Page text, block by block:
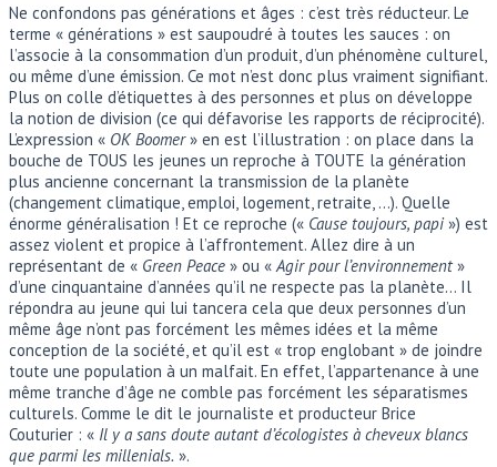
Ne confondons pas générations et âges : c’est très réducteur. Le
terme « générations » est saupoudré à toutes les sauces : on
l’associe à la consommation d’un produit, d’un phénomène culturel,
ou même d’une émission. Ce mot n’est donc plus vraiment signifiant.
Plus on colle d’étiquettes à des personnes et plus on développe
la notion de division (ce qui défavorise les rapports de réciprocité).
L’expression « OK Boomer» en est l’illustration : on place dans la
bouche de TOUS les jeunes un reproche à TOUTE la génération
plus ancienne concernant la transmission de la planète
(changement climatique, emploi, logement, retraite, …). Quelle
énorme généralisation ! Et ce reproche (« Cause toujours, papi») est
assez violent et propice à l’affrontement. Allez dire à un
représentant de « Green Peace » ou « Agir pour l’environnement»
d’une cinquantaine d’années qu’il ne respecte pas la planète… Il
répondra au jeune qui lui tancera cela que deux personnes d’un
même âge n’ont pas forcément les mêmes idées et la même
conception de la société, et qu’il est « trop englobant » de joindre
toute une population à un malfait. En effet, l’appartenance à une
même tranche d’âge ne comble pas forcément les séparatismes
culturels. Comme le dit le journaliste et producteur Brice
Couturier : « Il y a sans doute autant d’écologistes à cheveux blancs
que parmi les millenials. ».